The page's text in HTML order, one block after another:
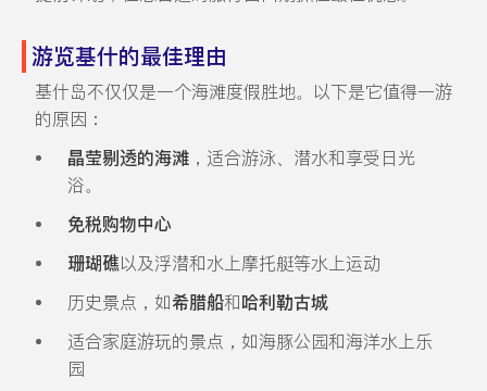
游览基什的最佳理由
基什岛不仅仅是一个海滩度假胜地。以下是它值得一游
的原因：
晶莹剔透的海滩，适合游泳、潜水和享受日光
浴。
免税购物中心
珊瑚礁以及浮潜和水上摩托艇等水上运动
历史景点，如希腊船和哈利勒古城
适合家庭游玩的景点，如海豚公园和海洋水上乐
园